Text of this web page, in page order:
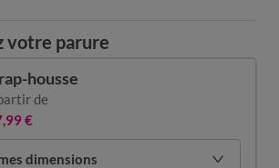
votre parure
dimensions
housse
de
€